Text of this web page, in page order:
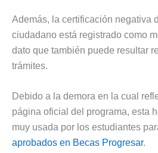
Además, la certificación negativa
ciudadano está registrado como
dato que también puede resultar
trámites.
Debido a la demora en la cual
página oficial del programa, esta
muy usada por los estudiantes
aprobados en Becas Progresar.